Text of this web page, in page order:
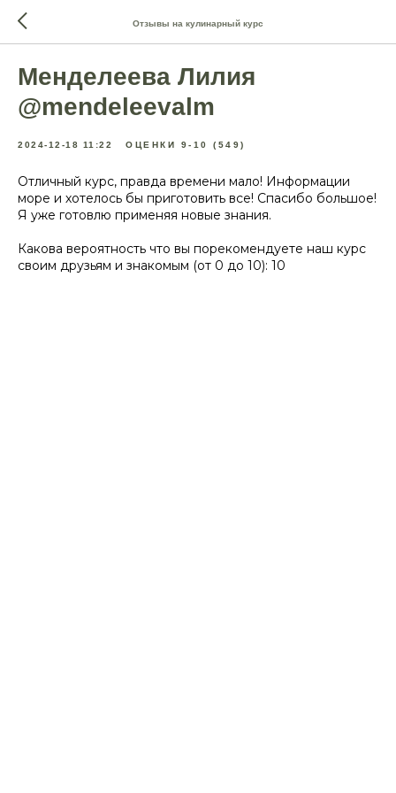
Отзывы на кулинарный курс
Менделеева Лилия
@mendeleevalm
2024-12-18 11:22 ОЦЕНКИ 9-10 (549)
Отличный курс, правда времени мало! Информации
море и хотелось бы приготовить все! Спасибо большое!
Я уже готовлю применяя новые знания.
Какова вероятность что вы порекомендуете наш курс
своим друзьям и знакомым (от 0 до 10): 10